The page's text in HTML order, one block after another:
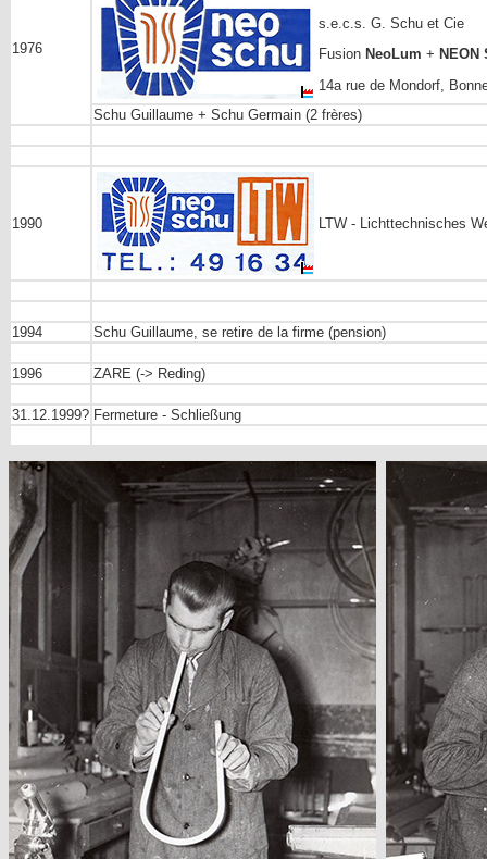
1976
s.e.c.s. G. Schu et Cie
Fusion NeoLum + NEON
14a rue de Mondorf,
Schu Guillaume + Schu Germain (2 frères)
1990 LTW - Lichttechnisches
1994 Schu Guillaume, se retire de la firme (pension)
1996 ZARE (-> Reding)
31.12.1999? Fermeture - Schließung